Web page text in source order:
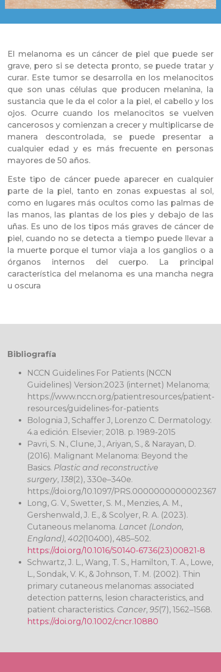
El melanoma es un cáncer de piel que puede ser
grave, pero si se detecta pronto, se puede tratar y
curar. Este tumor se desarrolla en los melanocitos
que son unas células que producen melanina, la
sustancia que le da el color a la piel, el cabello y los
ojos. Ocurre cuando los melanocitos se vuelven
cancerosos y comienzan a crecer y multiplicarse de
manera descontrolada, se puede presentar a
cualquier edad y es más frecuente en personas
mayores de 50 años.
Este tipo de cáncer puede aparecer en cualquier
parte de la piel, tanto en zonas expuestas al sol,
como en lugares más ocultos como las palmas de
las manos, las plantas de los pies y debajo de las
uñas. Es uno de los tipos más graves de cáncer de
piel, cuando no se detecta a tiempo puede llevar a
la muerte porque el tumor viaja a los ganglios o a
órganos internos del cuerpo. La principal
característica del melanoma es una mancha negra
u oscura
Bibliografía
NCCN Guidelines For Patients (NCCN
Guidelines) Version:2023 (internet) Melanoma;
https://www.nccn.org/patientresources/patient-
resources/guidelines-for-patients
Bolognia J, Schaffer J, Lorenzo C. Dermatology.
4.a edición. Elsevier; 2018. p. 1989-2015
Pavri, S. N., Clune, J., Ariyan, S., & Narayan, D.
(2016). Malignant Melanoma: Beyond the
Basics. Plastic and reconstructive
surgery, 138(2), 330e–340e.
https://doi.org/10.1097/PRS.0000000000002367
Long, G. V., Swetter, S. M., Menzies, A. M.,
Gershenwald, J. E., & Scolyer, R. A. (2023).
Cutaneous melanoma. Lancet (London,
England), 402(10400), 485–502.
https://doi.org/10.1016/S0140-6736(23)00821-8
Schwartz, J. L., Wang, T. S., Hamilton, T. A., Lowe,
L., Sondak, V. K., & Johnson, T. M. (2002). Thin
primary cutaneous melanomas: associated
detection patterns, lesion characteristics, and
patient characteristics. Cancer, 95(7), 1562–1568.
https://doi.org/10.1002/cncr.10880